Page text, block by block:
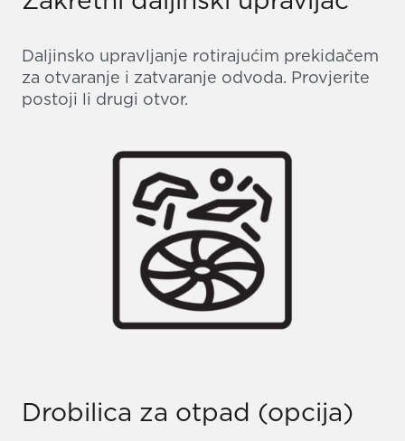
Daljinsko upravljanje rotirajućim prekidačem
za otvaranje i zatvaranje odvoda. Provjerite
postoji li drugi otvor.
Drobilica za otpad (opcija)